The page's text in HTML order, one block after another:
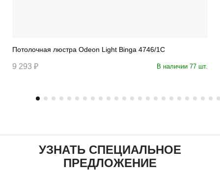
Потолочная люстра Odeon Light Binga 4746/1C
9 293 ₽ В наличии 77 шт.
УЗНАТЬ СПЕЦИАЛЬНОЕ
ПРЕДЛОЖЕНИЕ